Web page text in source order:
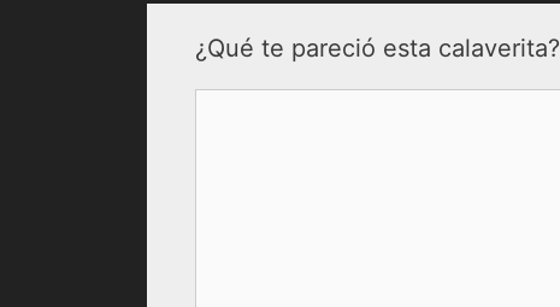
¿Qué te pareció esta calaverita?